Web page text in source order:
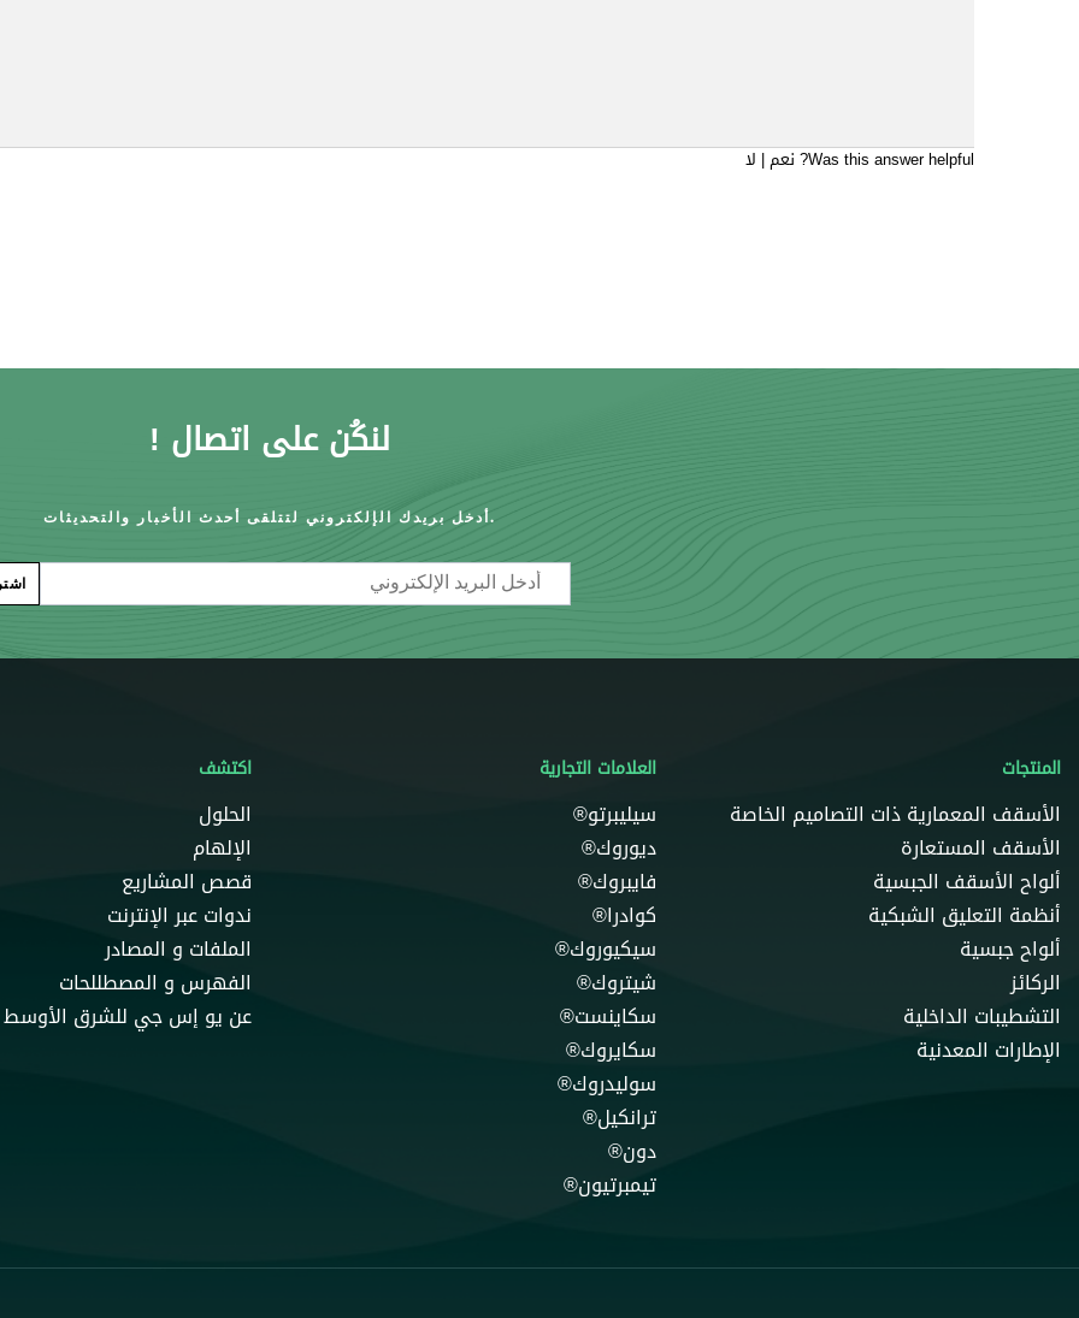
Was this answer helpful? نعم| لا
لنكُن على اتصال !
أدخل بريدك الإلكتروني لتتلقى أحدث الأخبار والتحديثات.
Email
المنتجات
الأسقف المعمارية ذات التصاميم الخاصة
الأسقف المستعارة
ألواح الأسقف الجبسية
أنظمة التعليق الشبكية
ألواح جبسية
الركائز
التشطيبات الداخلية
الإطارات المعدنية
العلامات التجارية
سيليبرتو®
ديوروك®
فايبروك®
كوادرا®
سيكيوروك®
شيتروك®
سكاينست®
سكايروك®
سوليدروك®
ترانكيل®
دون®
تيمبرتيون®
اكتشف
الحلول
الإلهام
قصص المشاريع
ندوات عبر الإنترنت
الملفات و المصادر
الفهرس و المصطللحات
عن يو إس جي للشرق الأوسط